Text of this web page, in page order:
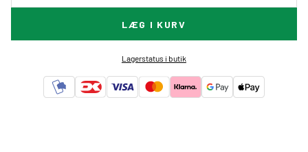
LÆG I KURV
Lagerstatus i butik